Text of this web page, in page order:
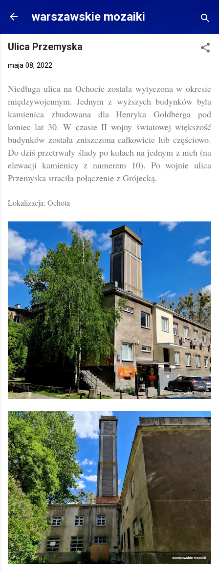
Przejdź do głównej zawartości
warszawskie mozaiki
Ulica Przemyska
maja 08, 2022
Niedługa ulica na Ochocie została wytyczona w okresie
międzywojennym. Jednym z wyższych budynków była
kamienica zbudowana dla Henryka Goldberga pod
koniec lat 30. W czasie II wojny światowej większość
budynków została zniszczona całkowicie lub częściowo.
Do dziś przetrwały ślady po kulach na jednym z nich (na
elewacji kamienicy z numerem 10). Po wojnie ulica
Przemyska straciła połączenie z Grójecką.
Lokalizacja: Ochota